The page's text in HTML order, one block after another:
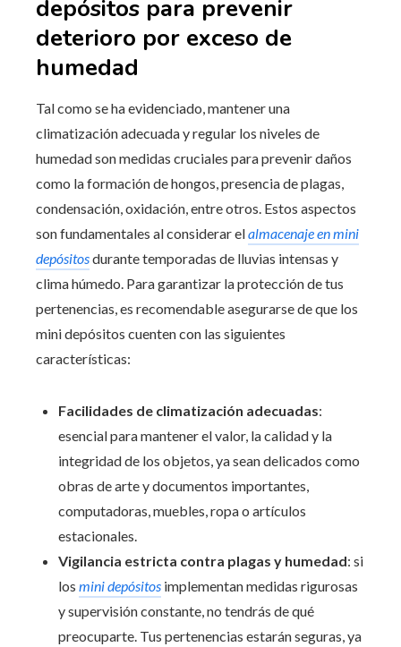
depósitos para prevenir
deterioro por exceso de
humedad
Tal como se ha evidenciado, mantener una
climatización adecuada y regular los niveles de
humedad son medidas cruciales para prevenir daños
como la formación de hongos, presencia de plagas,
condensación, oxidación, entre otros. Estos aspectos
son fundamentales al considerar elalmacenaje en mini
depósitosdurante temporadas de lluvias intensas y
clima húmedo. Para garantizar la protección de tus
pertenencias, es recomendable asegurarse de que los
mini depósitos cuenten con las siguientes
características:
Facilidades de climatización adecuadas:
esencial para mantener el valor, la calidad y la
integridad de los objetos, ya sean delicados como
obras de arte y documentos importantes,
computadoras, muebles, ropa o artículos
estacionales.
Vigilancia estricta contra plagas y humedad: si
los mini depósitos implementan medidas rigurosas
y supervisión constante, no tendrás de qué
preocuparte. Tus pertenencias estarán seguras, ya